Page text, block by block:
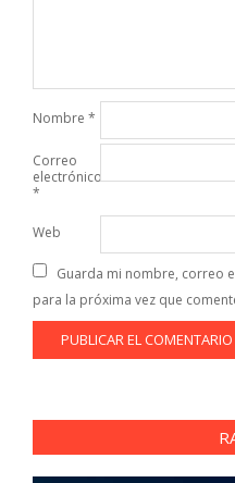
Nombre *
Correo
electrónico
*
Web
Guarda mi nombre, correo
para la próxima vez que